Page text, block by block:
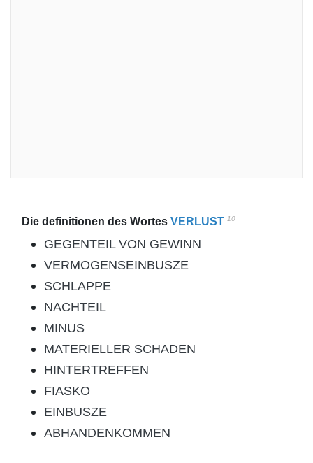
Die definitionen des Wortes VERLUST 10
GEGENTEIL VON GEWINN
VERMOGENSEINBUSZE
SCHLAPPE
NACHTEIL
MINUS
MATERIELLER SCHADEN
HINTERTREFFEN
FIASKO
EINBUSZE
ABHANDENKOMMEN